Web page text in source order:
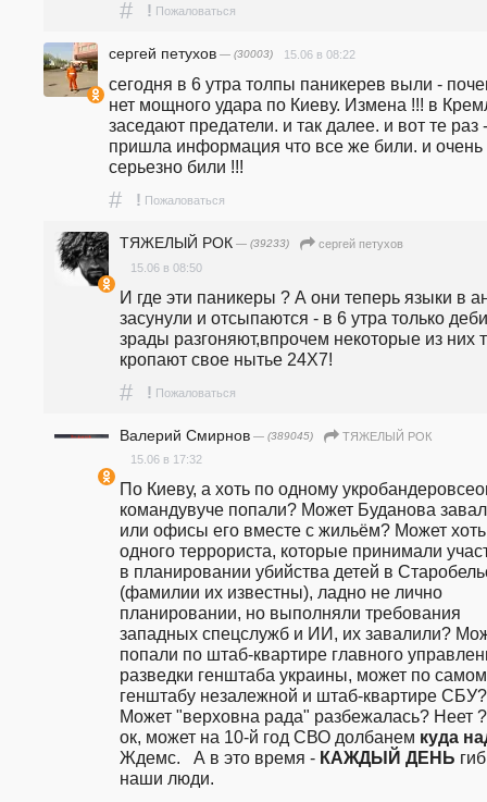
# ! Пожаловаться
сергей петухов — (30003) 15.06 в 08:22
сегодня в 6 утра толпы паникерев выли -
нет мощного удара по Киеву. Измена !!! в
заседают предатели. и так далее. и вот те раз -
пришла информация что все же били. и очень
серьезно били !!!
# ! Пожаловаться
ТЯЖЕЛЫЙ РОК — (39233)
сергей петухов
15.06 в 08:50
И где эти паникеры ? А они теперь языки в
засунули и отсыпаются - в 6 утра только
зрады разгоняют,впрочем некоторые из них
кропают свое нытье 24Х7!
# ! Пожаловаться
Валерий Смирнов — (389045)
ТЯЖЕЛЫЙ РОК
15.06 в 17:32
По Киеву, а хоть по одному
командувуче попали? Может Буданова
или офисы его вместе с жильём? Может хоть
одного террориста, которые принимали
в планировании убийства детей в
(фамилии их известны), ладно не лично
планировании, но выполняли требования
западных спецслужб и ИИ, их завалили?
попали по штаб-квартире главного
разведки генштаба украины, может по
генштабу незалежной и штаб-квартире
Может "верховна рада" разбежалась? Неет
ок, может на 10-й год СВО долбанем куда
Ждемс.   А в это время - КАЖДЫЙ ДЕНЬ
наши люди.